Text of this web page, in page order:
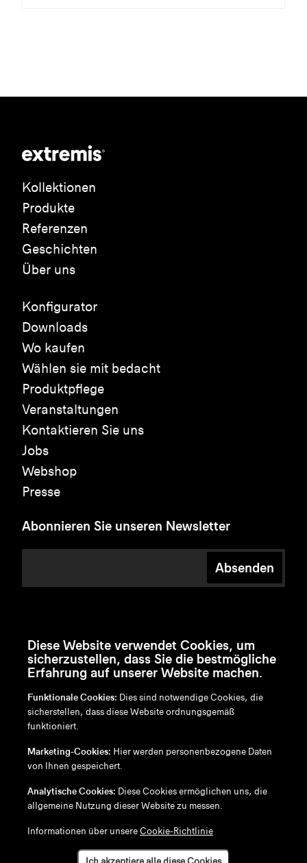
Kollektionen
Produkte
Referenzen
Geschichten
Über uns
Konfigurator
Downloads
Wo kaufen
Wählen sie mit bedacht
Produktpflege
Veranstaltungen
Kontaktieren Sie uns
Jobs
Webshop
Presse
Abonnieren Sie unseren Newsletter
Absenden
en/nl/fr/de
Disclaimer
Cookie-Richtlinie
Diese Website verwendet Cookies, um
sicherzustellen, dass Sie die bestmögliche
Erfahrung auf unserer Website machen.
Funktionale Cookies: Dies sind notwendige Cookies, die
sicherstellen, dass diese Website ordnungsgemäß
funktioniert.
Marketing-Cookies: Hier werden personenbezogene Daten
von Ihnen gespeichert.
Analytische Cookies: Diese Cookies ermöglichen uns, die
allgemeine Nutzung dieser Website zu messen.
Informationen über unsereCookie-Richtlinie